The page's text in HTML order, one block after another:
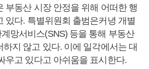
부동산 시장 안정을 위해 어떠한 행
있다. 특별위원회 출범은커녕 개별
망서비스(SNS) 등을 통해 부동산
지 않고 있다. 이에 일각에서는 대
우고 있다고 아쉬움을 표시한다.